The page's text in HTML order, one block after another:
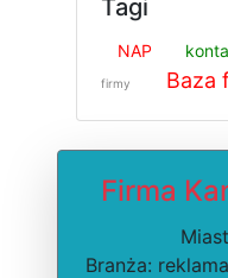
Tagi
NAP
firmy Baza
Firma
Branża: